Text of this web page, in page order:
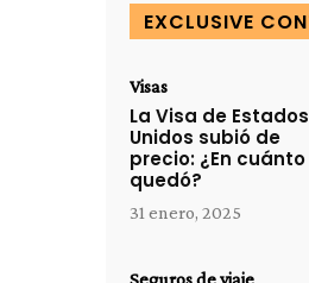
EXCLUSIVE
Visas
La Visa de Estados
Unidos subió de
precio: ¿En cuánto
quedó?
31 enero, 2025
Seguros de viaje